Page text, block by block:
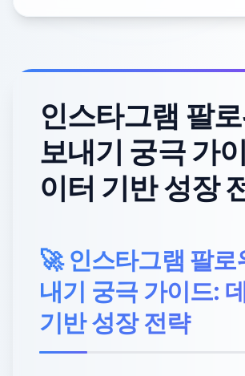
인스타그램 팔
보내기 궁극 가
이터 기반 성장
🚀 인스타그램 팔로
내기 궁극 가이드:
기반 성장 전략